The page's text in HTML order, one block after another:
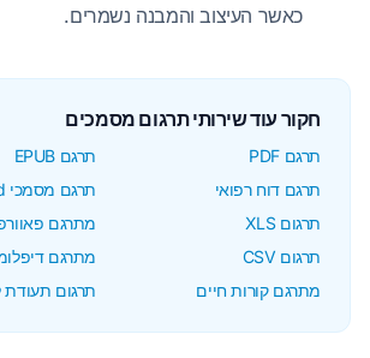
כאשר העיצוב והמבנה נשמרים.
חקור עוד שירותי תרגום מסמכים
תרגם PDF
תרגם EPUB
תרגם דוח רפואי
תרגם מסמכי Word
תרגום XLS
מתרגם
תרגום CSV
מתרגם
מתרגם קורות חיים
תרגום תעודת